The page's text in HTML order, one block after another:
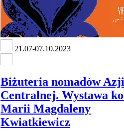
21.07-07.10.2023
Biżuteria nomadów Azji
Centralnej. Wystawa
Marii Magdaleny
Kwiatkiewicz